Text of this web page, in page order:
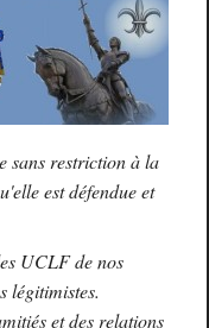
sans restriction à la
est défendue et
UCLF de nos
légitimistes.
et des relations